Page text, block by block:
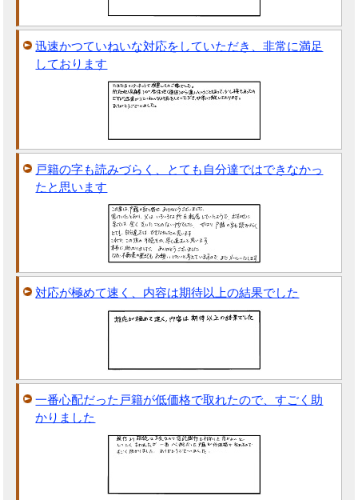
迅速かつていねいな対応をしていただき、非常に満足
しております
戸籍の字も読みづらく、とても自分達ではできなかっ
たと思います
対応が極めて速く、内容は期待以上の結果でした
一番心配だった戸籍が低価格で取れたので、すごく助
かりました